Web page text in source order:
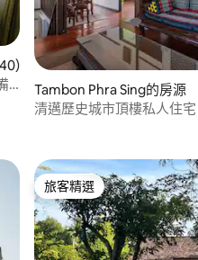
價中獲得 4.87 的平均評分（
Tambon Phra Sing的房源
清邁歷史城市頂樓私人住宅
旅客精選
旅客精選